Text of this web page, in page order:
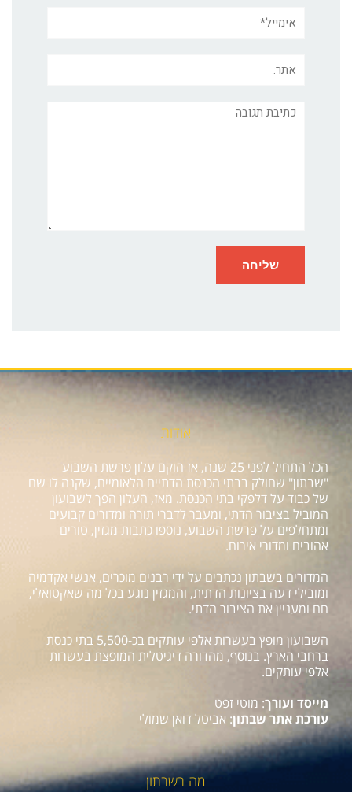
תגובה
אודות
הכל התחיל לפני 25 שנה, אז הוקם עלון פרשת השבוע
"שבתון" שחולק בבתי הכנסת הדתיים הלאומיים, שקנה לו שם
של כבוד על דלפקי בתי הכנסת. מאז, העלון הפך לשבועון
המוביל בציבור הדתי, ומעבר לדברי תורה ומדורים קבועים
ומתחלפים על פרשת השבוע, נוספו כתבות מגזין, טורים
אהובים ומדורי אירוח.
המדורים בשבתון נכתבים על ידי רבנים מוכרים, אנשי אקדמיה
ומובילי דעה בציונות הדתית, והמגזין נוגע בכל מה שאקטואלי,
חם ומעניין את הציבור הדתי.
השבועון מופץ בעשרות אלפי עותקים בכ-5,500 בתי כנסת
ברחבי הארץ. בנוסף, מהדורה דיגיטלית המופצת בעשרות
אלפי עותקים.
מייסד ועורך: מוטי זפט
עורכת אתר שבתון: אביטל דואן שמולי
מה בשבתון